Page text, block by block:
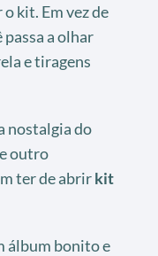
kit. Em vez de
a olhar
e tiragens
nostalgia do
outro
ter de abrirkit
álbum bonito e